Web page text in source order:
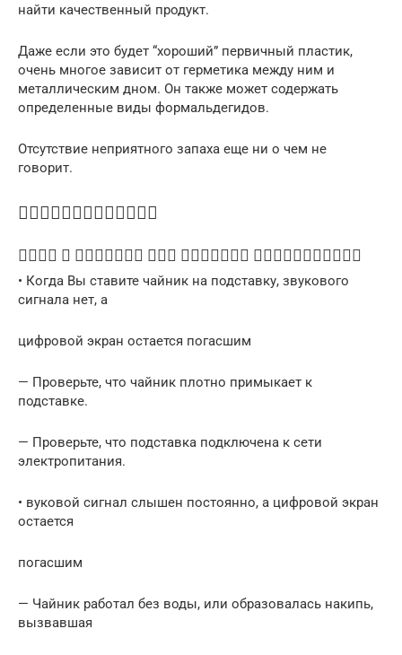
найти качественный продукт.
Даже если это будет “хороший” первичный пластик,
очень многое зависит от герметика между ним и
металлическим дном. Он также может содержать
определенные виды формальдегидов.
Отсутствие неприятного запаха еще ни о чем не
говорит.

     
• Когда Вы ставите чайник на подставку, звукового
сигнала нет, а
цифровой экран остается погасшим
— Проверьте, что чайник плотно примыкает к
подставке.
— Проверьте, что подставка подключена к сети
электропитания.
• вуковой сигнал слышен постоянно, а цифровой экран
остается
погасшим
— Чайник работал без воды, или образовалась накипь,
вызвавшая